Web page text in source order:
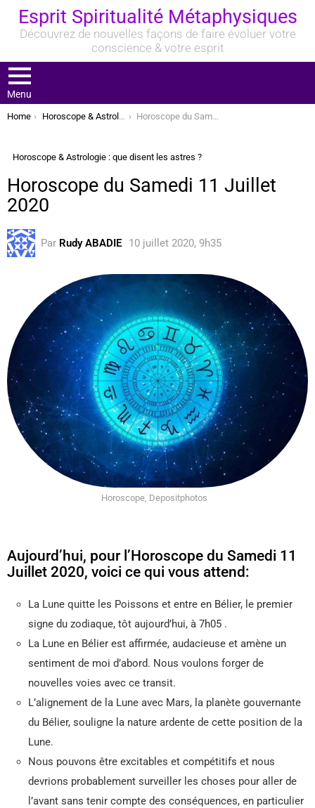
Esprit Spiritualité Métaphysiques
Découvrez de nouvelles façons de faire évoluer votre
conscience & votre esprit
Menu
You are here:
Home Horoscope & Astrologie : que disent les astres ? Horoscope du Samedi 11 Juillet 2020
Horoscope & Astrologie : que disent les astres ?
Horoscope du Samedi 11 Juillet
2020
Par Rudy ABADIE 10 juillet 2020, 9h35
Horoscope, Depositphotos
Aujourd’hui, pour l’Horoscope du Samedi 11
Juillet 2020, voici ce qui vous attend:
La Lune quitte les Poissons et entre en Bélier, le premier
signe du zodiaque, tôt aujourd’hui, à 7h05 .
La Lune en Bélier est affirmée, audacieuse et amène un
sentiment de moi d’abord. Nous voulons forger de
nouvelles voies avec ce transit.
L’alignement de la Lune avec Mars, la planète gouvernante
du Bélier, souligne la nature ardente de cette position de la
Lune.
Nous pouvons être excitables et compétitifs et nous
devrions probablement surveiller les choses pour aller de
l’avant sans tenir compte des conséquences, en particulier